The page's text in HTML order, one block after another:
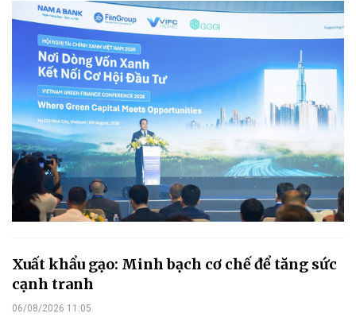
Xuất khẩu gạo: Minh bạch cơ chế để tăng sức
cạnh tranh
06/08/2026 11:05